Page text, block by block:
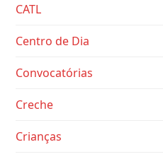
CATL
Centro de Dia
Convocatórias
Creche
Crianças